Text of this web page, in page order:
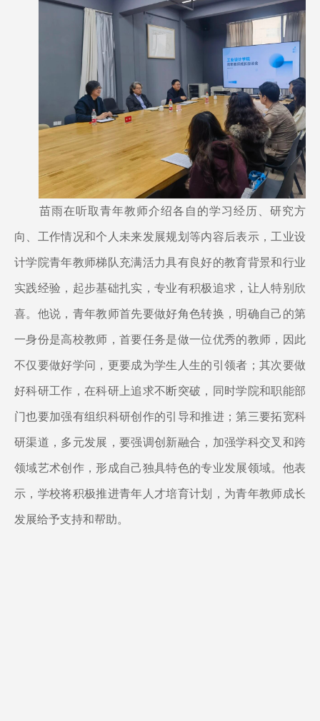
苗雨在听取青年教师介绍各自的学习经历、研究方
向、工作情况和个人未来发展规划等内容后表示，工业设
计学院青年教师梯队充满活力具有良好的教育背景和行业
实践经验，起步基础扎实，专业有积极追求，让人特别欣
喜。他说，青年教师首先要做好角色转换，明确自己的第
一身份是高校教师，首要任务是做一位优秀的教师，因此
不仅要做好学问，更要成为学生人生的引领者；其次要做
好科研工作，在科研上追求不断突破，同时学院和职能部
门也要加强有组织科研创作的引导和推进；第三要拓宽科
研渠道，多元发展，要强调创新融合，加强学科交叉和跨
领域艺术创作，形成自己独具特色的专业发展领域。他表
示，学校将积极推进青年人才培育计划，为青年教师成长
发展给予支持和帮助。